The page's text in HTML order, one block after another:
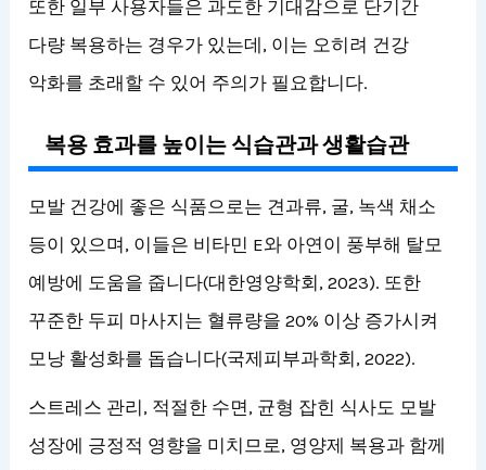
또한 일부 사용자들은 과도한 기대감으로 단기간
다량 복용하는 경우가 있는데, 이는 오히려 건강
악화를 초래할 수 있어 주의가 필요합니다.
복용 효과를 높이는 식습관과 생활습관
모발 건강에 좋은 식품으로는 견과류, 굴, 녹색 채소
등이 있으며, 이들은 비타민 E와 아연이 풍부해 탈모
예방에 도움을 줍니다(대한영양학회, 2023). 또한
꾸준한 두피 마사지는 혈류량을 20% 이상 증가시켜
모낭 활성화를 돕습니다(국제피부과학회, 2022).
스트레스 관리, 적절한 수면, 균형 잡힌 식사도 모발
성장에 긍정적 영향을 미치므로, 영양제 복용과 함께